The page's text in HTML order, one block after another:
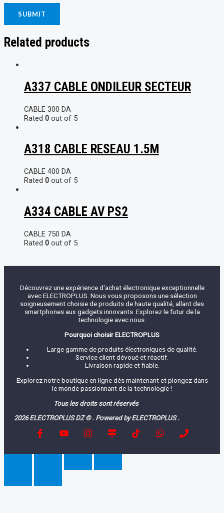
Related products
A337 CABLE ONDILEUR SECTEUR
CABLE 300 DA
Rated 0 out of 5
A318 CABLE RESEAU 1.5M
CABLE 400 DA
Rated 0 out of 5
A334 CABLE AV PS2
CABLE 750 DA
Rated 0 out of 5
Découvrez une expérience d'achat électronique exceptionnelle
avec ELECTROPLUS. Nous vous proposons une sélection
soigneusement choisie de produits de haute qualité, allant des
smartphones aux gadgets innovants. Explorez le futur de la
technologie avec nous.
Pourquoi choisir ELECTROPLUS
Large gamme de produits électroniques de qualité.
Service client dévoué et réactif.
Livraison rapide et fiable.
Explorez notre boutique en ligne dès maintenant et plongez dans
le monde passionnant de la technologie !
Tous les droits sont réservés
2026 ELECTROPLUS DZ © . Powered by ELECTROPLUS .